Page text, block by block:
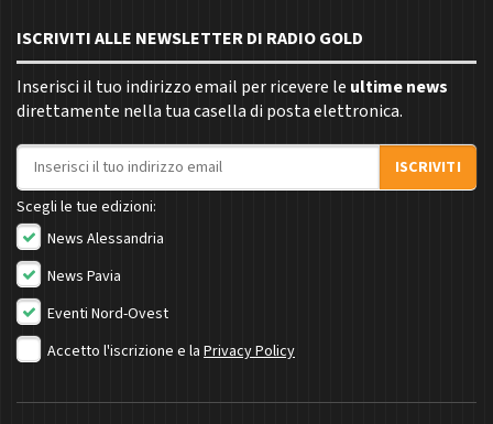
ISCRIVITI ALLE NEWSLETTER DI RADIO GOLD
Inserisci il tuo indirizzo email per ricevere le ultime news
direttamente nella tua casella di posta elettronica.
Indirizzo email
ISCRIVITI
Scegli le tue edizioni:
News Alessandria
News Pavia
Eventi Nord-Ovest
Accetto l'iscrizione e la Privacy Policy